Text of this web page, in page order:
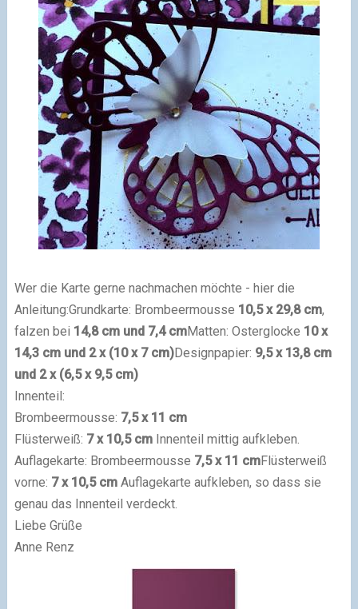
Wer die Karte gerne nachmachen möchte - hier die
Anleitung:Grundkarte: Brombeermousse 10,5 x 29,8 cm,
falzen bei 14,8 cm und 7,4 cmMatten: Osterglocke 10 x
14,3 cm und 2 x (10 x 7 cm)Designpapier: 9,5 x 13,8 cm
und 2 x (6,5 x 9,5 cm)
Innenteil:
Brombeermousse: 7,5 x 11 cm
Flüsterweiß: 7 x 10,5 cm Innenteil mittig aufkleben.
Auflagekarte: Brombeermousse 7,5 x 11 cmFlüsterweiß
vorne: 7 x 10,5 cm Auflagekarte aufkleben, so dass sie
genau das Innenteil verdeckt.
Liebe Grüße
Anne Renz